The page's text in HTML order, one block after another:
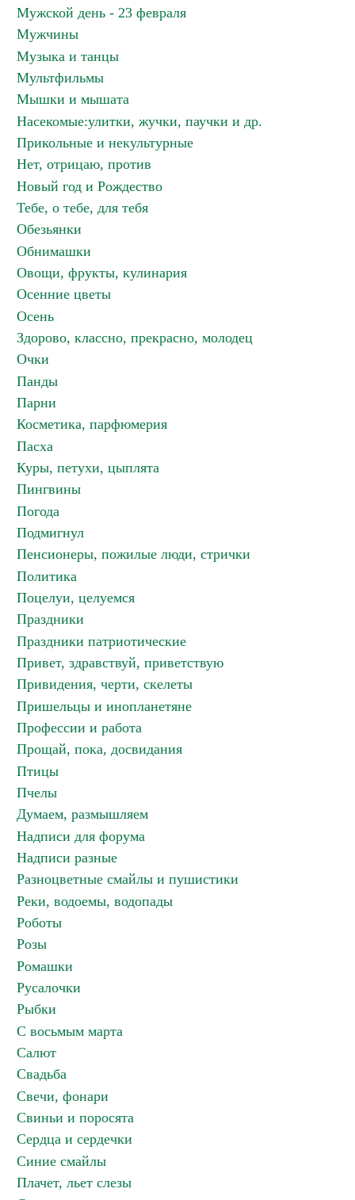
Мужской день - 23 февраля
Мужчины
Музыка и танцы
Мультфильмы
Мышки и мышата
Насекомые:улитки, жучки, паучки и др.
Прикольные и некультурные
Нет, отрицаю, против
Новый год и Рождество
Тебе, о тебе, для тебя
Обезьянки
Обнимашки
Овощи, фрукты, кулинария
Осенние цветы
Осень
Здорово, классно, прекрасно, молодец
Очки
Панды
Парни
Косметика, парфюмерия
Пасха
Куры, петухи, цыплята
Пингвины
Погода
Подмигнул
Пенсионеры, пожилые люди, стрички
Политика
Поцелуи, целуемся
Праздники
Праздники патриотические
Привет, здравствуй, приветствую
Привидения, черти, скелеты
Пришельцы и инопланетяне
Профессии и работа
Прощай, пока, досвидания
Птицы
Пчелы
Думаем, размышляем
Надписи для форума
Надписи разные
Разноцветные смайлы и пушистики
Реки, водоемы, водопады
Роботы
Розы
Ромашки
Русалочки
Рыбки
С восьмым марта
Салют
Свадьба
Свечи, фонари
Свиньи и поросята
Сердца и сердечки
Синие смайлы
Плачет, льет слезы